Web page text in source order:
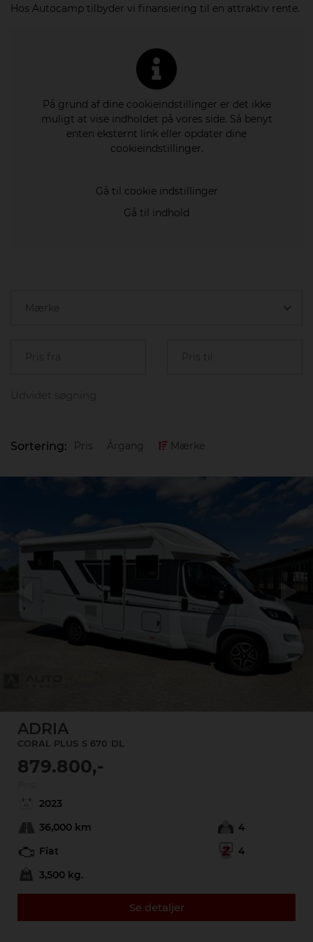
Hos Autocamp tilbyder vi finansiering til en attraktiv rente.
På grund af dine cookieindstillinger er det ikke
muligt at vise indholdet på vores side. Så benyt
enten eksternt link eller opdater dine
cookieindstillinger.
Gå til cookie indstillinger
Gå til indhold
Sortering: Pris Årgang Mærke
ADRIA
CORAL PLUS S 670 DL
879.800,-
2023
36,000 km
4
Fiat
4
3,500 kg.
Se detaljer